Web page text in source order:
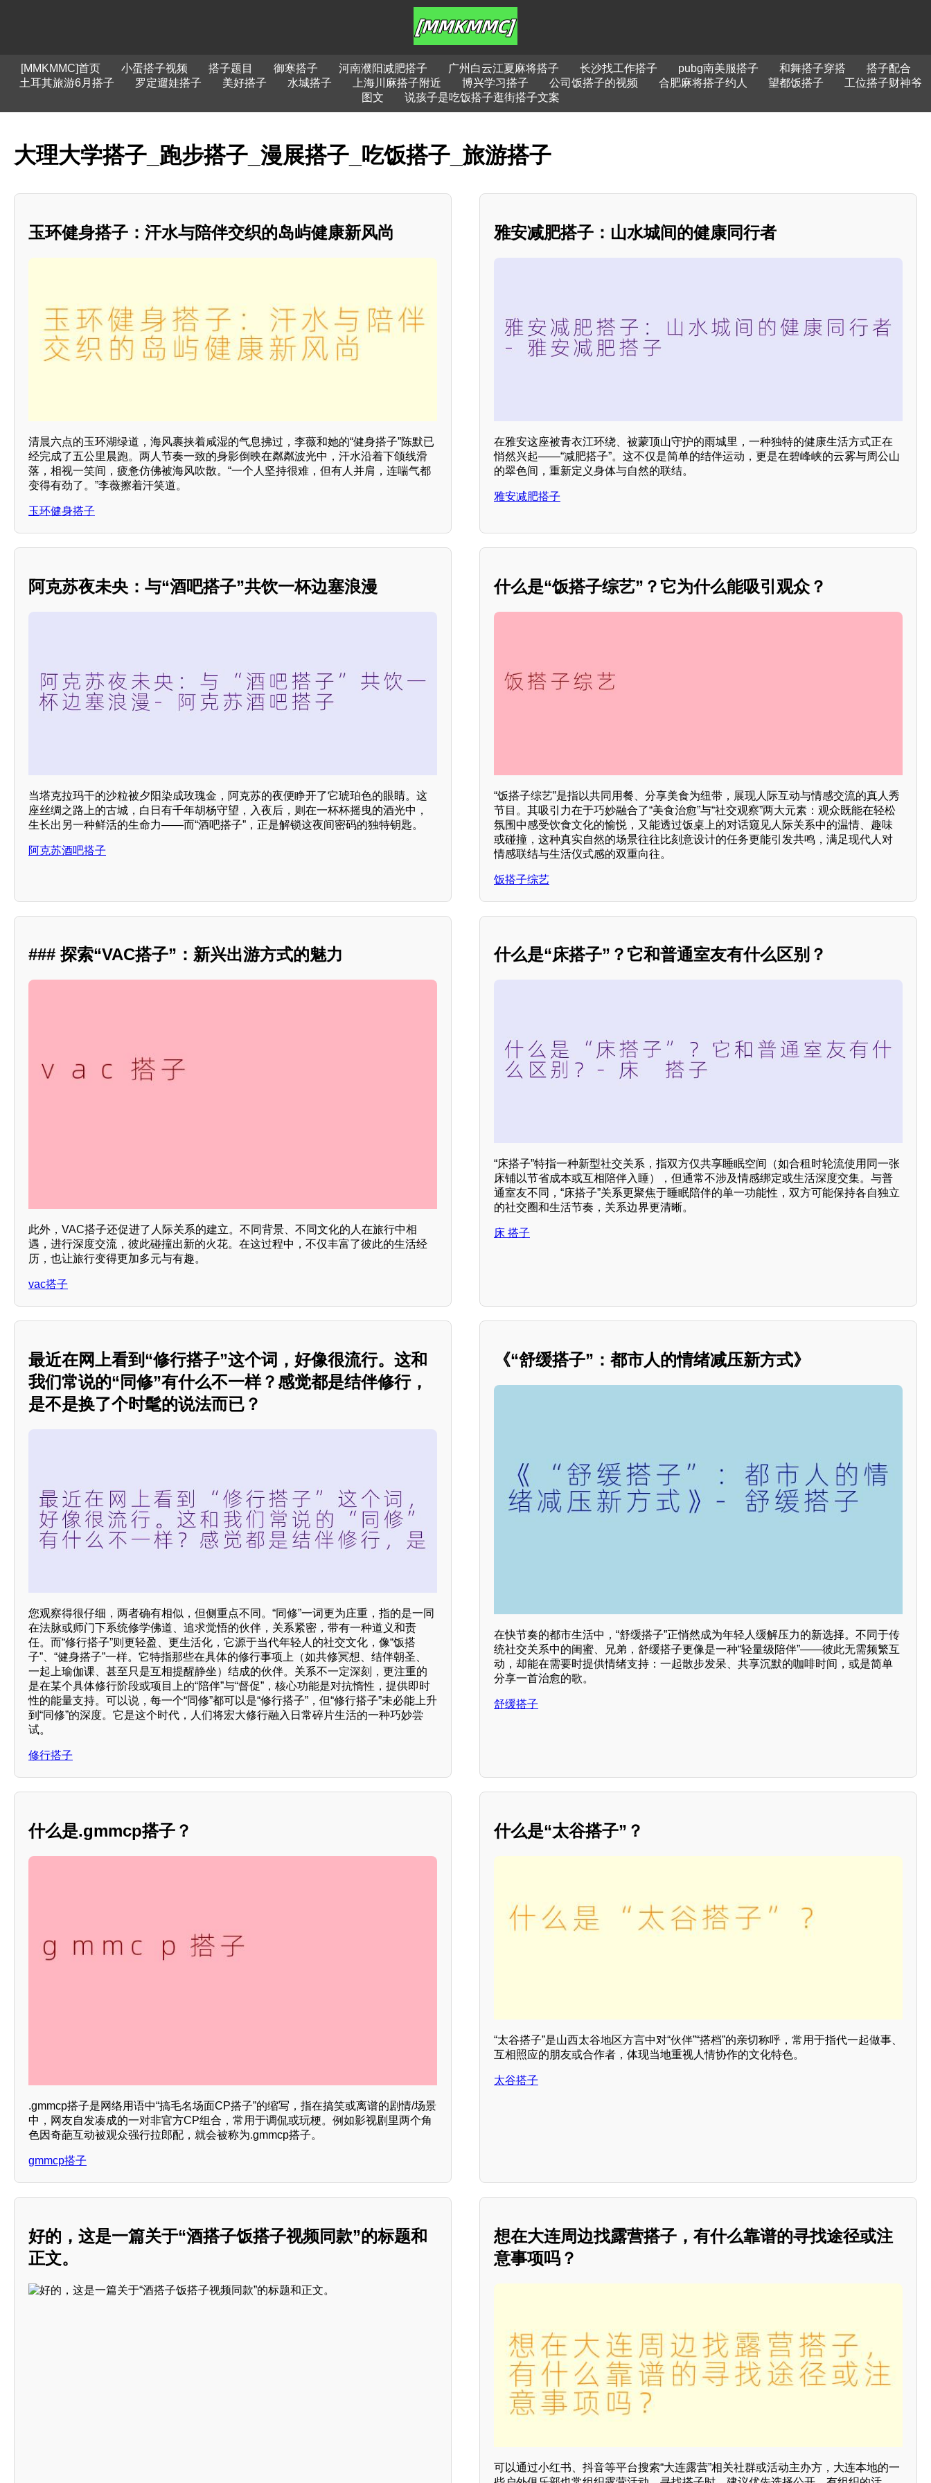
[MMKMMC]首页 小蛋搭子视频 搭子题目 御寒搭子 河南濮阳减肥搭子 广州白云江夏麻将搭子 长沙找工作搭子 pubg南美服搭子 和舞搭子穿搭
搭子配合
土耳其旅游6月搭子
罗定遛娃搭子 美好搭子 水城搭子 上海川麻搭子附近 博兴学习搭子 公司饭搭子的视频 合肥麻将搭子约人 望都饭搭子
工位搭子财神爷
图文
说孩子是吃饭搭子逛街搭子文案
大理大学搭子_跑步搭子_漫展搭子_吃饭搭子_旅游搭子
玉环健身搭子：汗水与陪伴交织的岛屿健康新风尚
清晨六点的玉环湖绿道，海风裹挟着咸湿的气息拂过，李薇和她的“健身搭子”陈默已
经完成了五公里晨跑。两人节奏一致的身影倒映在粼粼波光中，汗水沿着下颌线滑
落，相视一笑间，疲惫仿佛被海风吹散。“一个人坚持很难，但有人并肩，连喘气都
变得有劲了。”李薇擦着汗笑道。
玉环健身搭子
雅安减肥搭子：山水城间的健康同行者
在雅安这座被青衣江环绕、被蒙顶山守护的雨城里，一种独特的健康生活方式正在
悄然兴起——“减肥搭子”。这不仅是简单的结伴运动，更是在碧峰峡的云雾与周公山
的翠色间，重新定义身体与自然的联结。
雅安减肥搭子
阿克苏夜未央：与“酒吧搭子”共饮一杯边塞浪漫
当塔克拉玛干的沙粒被夕阳染成玫瑰金，阿克苏的夜便睁开了它琥珀色的眼睛。这
座丝绸之路上的古城，白日有千年胡杨守望，入夜后，则在一杯杯摇曳的酒光中，
生长出另一种鲜活的生命力——而“酒吧搭子”，正是解锁这夜间密码的独特钥匙。
阿克苏酒吧搭子
什么是“饭搭子综艺”？它为什么能吸引观众？
“饭搭子综艺”是指以共同用餐、分享美食为纽带，展现人际互动与情感交流的真人秀
节目。其吸引力在于巧妙融合了“美食治愈”与“社交观察”两大元素：观众既能在轻松
氛围中感受饮食文化的愉悦，又能透过饭桌上的对话窥见人际关系中的温情、趣味
或碰撞，这种真实自然的场景往往比刻意设计的任务更能引发共鸣，满足现代人对
情感联结与生活仪式感的双重向往。
饭搭子综艺
### 探索“VAC搭子”：新兴出游方式的魅力
此外，VAC搭子还促进了人际关系的建立。不同背景、不同文化的人在旅行中相
遇，进行深度交流，彼此碰撞出新的火花。在这过程中，不仅丰富了彼此的生活经
历，也让旅行变得更加多元与有趣。
vac搭子
什么是“床搭子”？它和普通室友有什么区别？
“床搭子”特指一种新型社交关系，指双方仅共享睡眠空间（如合租时轮流使用同一张
床铺以节省成本或互相陪伴入睡），但通常不涉及情感绑定或生活深度交集。与普
通室友不同，“床搭子”关系更聚焦于睡眠陪伴的单一功能性，双方可能保持各自独立
的社交圈和生活节奏，关系边界更清晰。
床 搭子
最近在网上看到“修行搭子”这个词，好像很流行。这和
我们常说的“同修”有什么不一样？感觉都是结伴修行，
是不是换了个时髦的说法而已？
您观察得很仔细，两者确有相似，但侧重点不同。“同修”一词更为庄重，指的是一同
在法脉或师门下系统修学佛道、追求觉悟的伙伴，关系紧密，带有一种道义和责
任。而“修行搭子”则更轻盈、更生活化，它源于当代年轻人的社交文化，像“饭搭
子”、“健身搭子”一样。它特指那些在具体的修行事项上（如共修冥想、结伴朝圣、
一起上瑜伽课、甚至只是互相提醒静坐）结成的伙伴。关系不一定深刻，更注重的
是在某个具体修行阶段或项目上的“陪伴”与“督促”，核心功能是对抗惰性，提供即时
性的能量支持。可以说，每一个“同修”都可以是“修行搭子”，但“修行搭子”未必能上升
到“同修”的深度。它是这个时代，人们将宏大修行融入日常碎片生活的一种巧妙尝
试。
修行搭子
《“舒缓搭子”：都市人的情绪减压新方式》
在快节奏的都市生活中，“舒缓搭子”正悄然成为年轻人缓解压力的新选择。不同于传
统社交关系中的闺蜜、兄弟，舒缓搭子更像是一种“轻量级陪伴”——彼此无需频繁互
动，却能在需要时提供情绪支持：一起散步发呆、共享沉默的咖啡时间，或是简单
分享一首治愈的歌。
舒缓搭子
什么是.gmmcp搭子？
.gmmcp搭子是网络用语中“搞毛名场面CP搭子”的缩写，指在搞笑或离谱的剧情/场景
中，网友自发凑成的一对非官方CP组合，常用于调侃或玩梗。例如影视剧里两个角
色因奇葩互动被观众强行拉郎配，就会被称为.gmmcp搭子。
gmmcp搭子
什么是“太谷搭子”？
“太谷搭子”是山西太谷地区方言中对“伙伴”“搭档”的亲切称呼，常用于指代一起做事、
互相照应的朋友或合作者，体现当地重视人情协作的文化特色。
太谷搭子
好的，这是一篇关于“酒搭子饭搭子视频同款”的标题和
正文。
想在大连周边找露营搭子，有什么靠谱的寻找途径或注
意事项吗？
可以通过小红书、抖音等平台搜索“大连露营”相关社群或活动主办方，大连本地的一